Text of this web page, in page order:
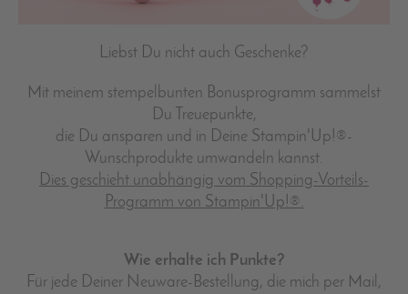
Liebst Du nicht auch Geschenke?
Mit meinem stempelbunten Bonusprogramm sammelst
Du Treuepunkte,
die Du ansparen und in Deine Stampin'Up!®-
Wunschprodukte umwandeln kannst.
Dies geschieht unabhängig vom Shopping-Vorteils-
Programm von Stampin'Up!®.
Wie erhalte ich Punkte?
Für jede Deiner Neuware-Bestellung, die mich per Mail,